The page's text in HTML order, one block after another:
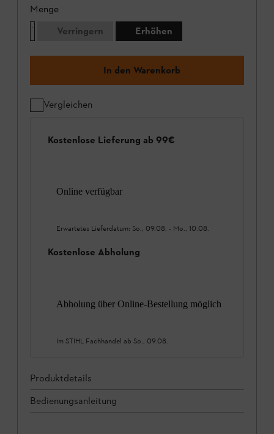
Menge
Verringern
Erhöhen
In den Warenkorb
Vergleichen
Kostenlose Lieferung ab 99€
Online verfügbar
Erwartetes Lieferdatum: So., 09.08. - Mo., 10.08.
Kostenlose Abholung
Abholung über Online-Bestellung möglich
Im STIHL Fachhandel ab So., 09.08.
Produktdetails
Bedienungsanleitung